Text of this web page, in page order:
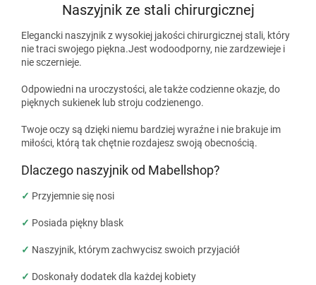
Naszyjnik ze stali chirurgicznej
Elegancki naszyjnik z wysokiej jakości chirurgicznej stali, który
nie traci swojego piękna.Jest wodoodporny, nie zardzewieje i
nie sczernieje.
Odpowiedni na uroczystości, ale także codzienne okazje, do
pięknych sukienek lub stroju codzienengo.
Twoje oczy są dzięki niemu bardziej wyraźne i nie brakuje im
miłości, którą tak chętnie rozdajesz swoją obecnością.
Dlaczego naszyjnik od Mabellshop?
✓ Przyjemnie się nosi
✓ Posiada piękny blask
✓ Naszyjnik, którym zachwycisz swoich przyjaciół
✓ Doskonały dodatek dla każdej kobiety